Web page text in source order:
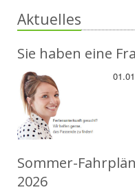
Aktuelles
Sie haben eine
Sommer-
2026